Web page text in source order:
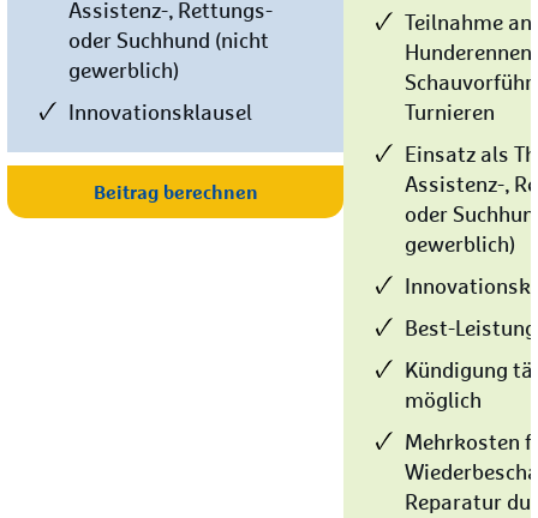
Assistenz-, Rettungs-
oder Suchhund (nicht
gewerblich)
Innovationsklausel
Beitrag berechnen
Teilnahme an
Hunderennen,
Turnieren
Einsatz als
Assistenz-,
oder
gewerblich)
Best-
Kündigung
möglich
Mehrkosten
Reparatur